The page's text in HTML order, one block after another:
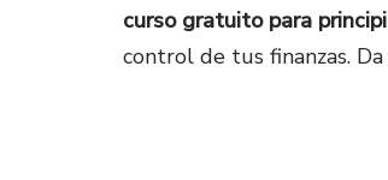
curso gratuito para
control de tus finanzas.